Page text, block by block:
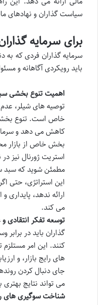
سیاست گذاران و نهادهای
برای سرمایه
سرمایه گذاران فردی که به
باید رویکردی آگاهانه و
اهمیت تنوع بخشی
توصیه های شیلر،
کاهش می دهد و
بخش خاص از بازار
استریت ژورنال نیز
مطمئن شوید که سبد
این استراتژی، حتی
ارائه ندهد،
می کند.
توسعه تفکر انتقادی
گذاران باید در برابر
کنند. این امر
های رایج بازار، و
جای دنبال کردن
می تواند نتایج بهتری
شناخت سوگیری های